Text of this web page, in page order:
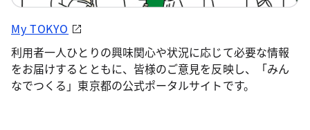
My TOKYO
利用者一人ひとりの興味関心や状況に応じて必要な情報
をお届けするとともに、皆様のご意見を反映し、「みん
なでつくる」東京都の公式ポータルサイトです。